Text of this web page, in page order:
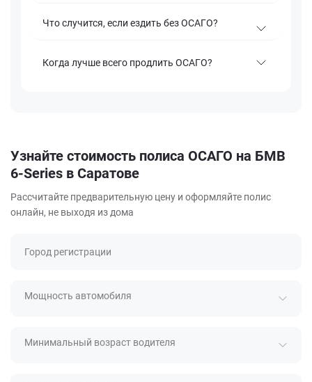
Что случится, если ездить без ОСАГО?
Когда лучше всего продлить ОСАГО?
Узнайте стоимость полиса ОСАГО на БМВ
6-Series в Саратове
Рассчитайте предварительную цену и оформляйте полис
онлайн, не выходя из дома
Город регистрации
Мощность автомобиля
Минимальный возраст водителя